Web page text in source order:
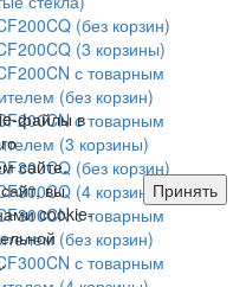
(без корзин)
(3 корзины)
с товарным
(без корзин)
с товарным
(3 корзины)
(без корзин)
(4 корзины)
с товарным
(без корзин)
с товарным
файлы в
сайте.
вы
cookie-
.
Принять